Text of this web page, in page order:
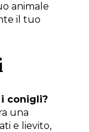
animale
il tuo
conigli?
una
e lievito,